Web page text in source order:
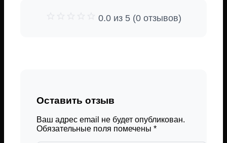
0.0 из 5 (0 отзывов)
Оставить отзыв
Ваш адрес email не будет опубликован.
Обязательные поля помечены *